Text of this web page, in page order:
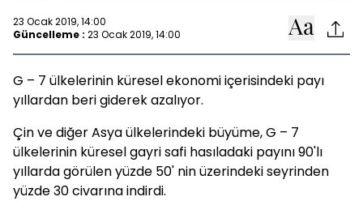
23 Ocak 2019, 14:00
Güncelleme : 23 Ocak 2019, 14:00
G – 7 ülkelerinin küresel ekonomi içerisindeki payı
yıllardan beri giderek azalıyor.
Çin ve diğer Asya ülkelerindeki büyüme, G – 7
ülkelerinin küresel gayri safi hasıladaki payını 90'lı
yıllarda görülen yüzde 50' nin üzerindeki seyrinden
yüzde 30 civarına indirdi.